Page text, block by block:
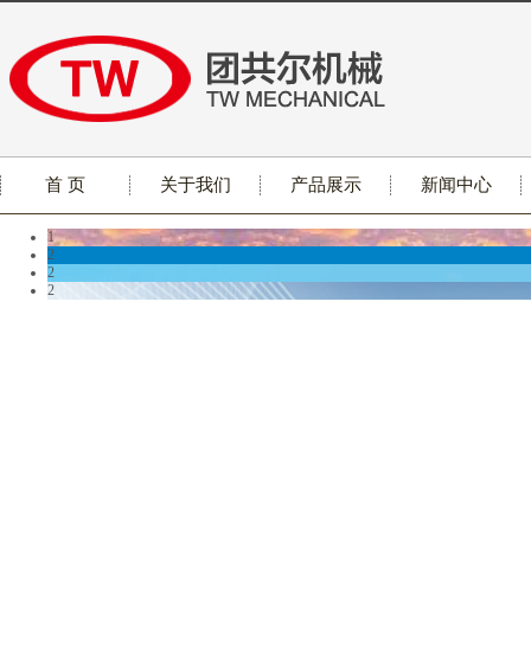
首 页 关于我们 产品展示 新闻中心
1
2
2
2